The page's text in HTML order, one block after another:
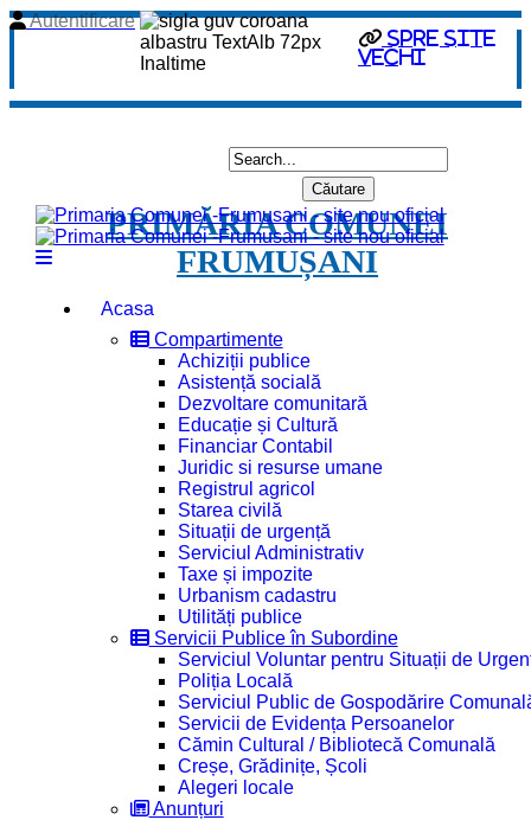
spre site
vechi
Autentificare
PRIMĂRIA COMUNEI
FRUMUȘANI
Acasa
Compartimente
Achiziții publice
Asistență socială
Dezvoltare comunitară
Educație și Cultură
Financiar Contabil
Juridic si resurse umane
Registrul agricol
Starea civilă
Situații de urgență
Serviciul Administrativ
Taxe și impozite
Urbanism cadastru
Utilități publice
Servicii Publice în Subordine
Serviciul Voluntar pentru Situații de
Poliția Locală
Serviciul Public de Gospodărire
Servicii de Evidența Persoanelor
Cămin Cultural / Bibliotecă Comunală
Creșe, Grădinițe, Școli
Alegeri locale
Anunțuri